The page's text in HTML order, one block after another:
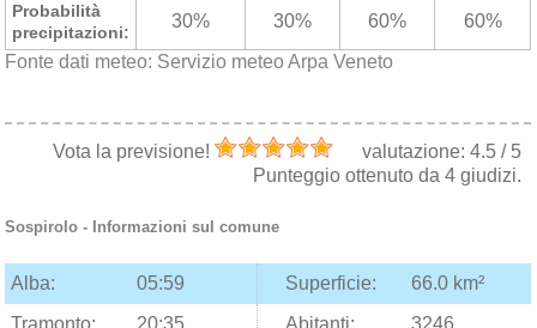
Probabilità
precipitazioni:
30% 30% 60%
60%
Fonte dati meteo: Servizio meteo Arpa Veneto
Vota la previsione! valutazione: 4.5/ 5
Punteggio ottenuto da 4giudizi.
Sospirolo - Informazioni sul comune
Alba: 05:59 Superficie:
66.0 km²
Tramonto:
20:35 Abitanti: 3246